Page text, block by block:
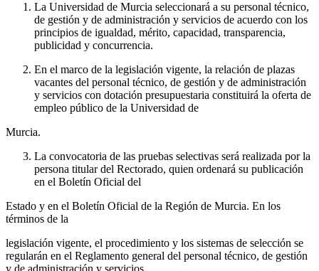
La Universidad de Murcia seleccionará a su personal técnico,
de gestión y de administración y servicios de acuerdo con los
principios de igualdad, mérito, capacidad, transparencia,
publicidad y concurrencia.
En el marco de la legislación vigente, la relación de plazas
vacantes del personal técnico, de gestión y de administración
y servicios con dotación presupuestaria constituirá la oferta de
empleo público de la Universidad de
Murcia.
La convocatoria de las pruebas selectivas será realizada por la
persona titular del Rectorado, quien ordenará su publicación
en el Boletín Oficial del
Estado y en el Boletín Oficial de la Región de Murcia. En los
términos de la
legislación vigente, el procedimiento y los sistemas de selección se
regularán en el Reglamento general del personal técnico, de gestión
y de administración y servicios.